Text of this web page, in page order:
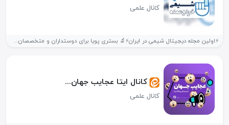
کانال علمی
⚡اولین مجله دیجیتال شیمی در ایران⚡🔬 بستری پویا برای دوستداران و متخصصان...
کانال ایتا عجایب جهان...
کانال علمی